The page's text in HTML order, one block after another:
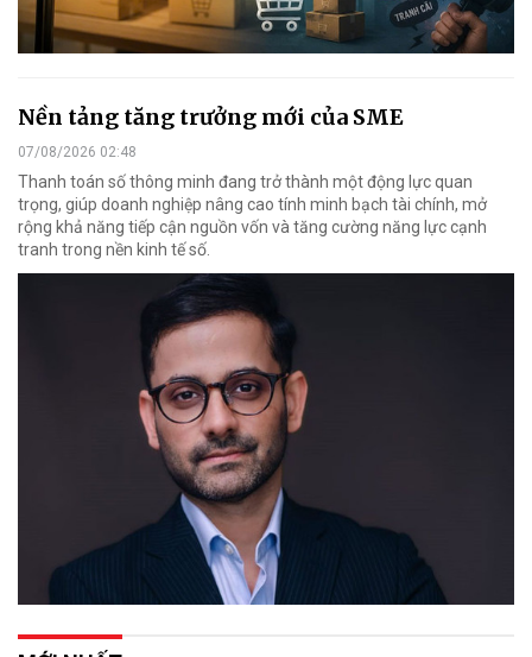
Nền tảng tăng trưởng mới của SME
07/08/2026 02:48
Thanh toán số thông minh đang trở thành một động lực quan
trọng, giúp doanh nghiệp nâng cao tính minh bạch tài chính, mở
rộng khả năng tiếp cận nguồn vốn và tăng cường năng lực cạnh
tranh trong nền kinh tế số.